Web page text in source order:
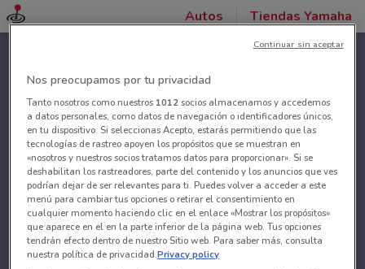
Autos Tiendas Yamaha
Nos preocupamos por tu privacidad
Tanto nosotros como nuestros 1012socios almacenamos y accedemos
a datos personales, como datos de navegación o identificadores únicos,
en tu dispositivo. Si seleccionas Acepto, estarás permitiendo que las
tecnologías de rastreo apoyen los propósitos que se muestran en
«nosotros y nuestros socios tratamos datos para proporcionar». Si se
deshabilitan los rastreadores, parte del contenido y los anuncios que ves
podrían dejar de ser relevantes para ti. Puedes volver a acceder a este
menú para cambiar tus opciones o retirar el consentimiento en
cualquier momento haciendo clic en el enlace «Mostrar los propósitos»
que aparece en el en la parte inferior de la página web. Tus opciones
tendrán efecto dentro de nuestro Sitio web. Para saber más, consulta
nuestra política de privacidad.Privacy policy
Continuar sin aceptar